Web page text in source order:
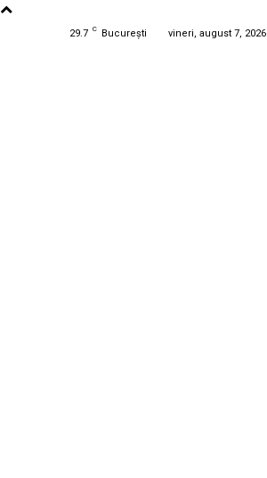
29.7 C București vineri, august 7, 2026